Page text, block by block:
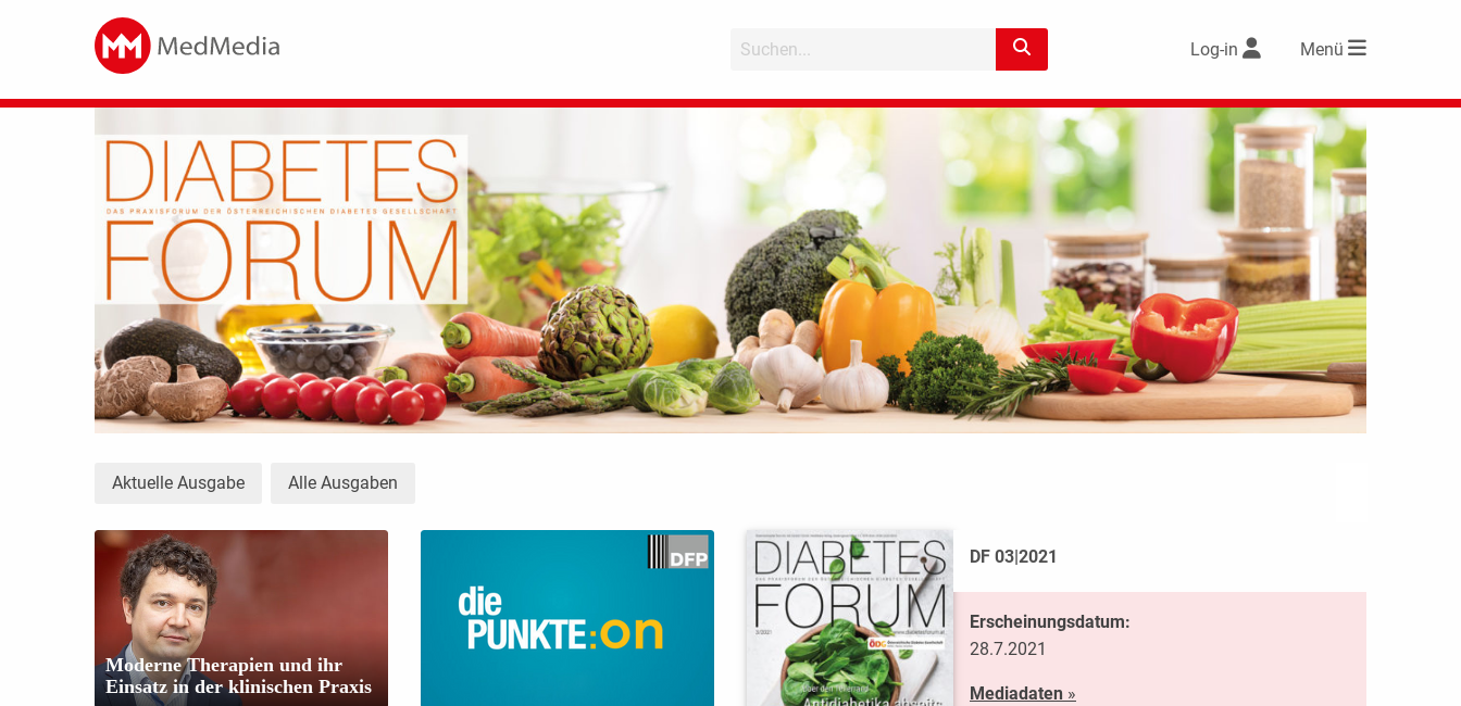
Log-in Menü
Aktuelle Ausgabe Alle Ausgaben
Moderne Therapien und ihr
Einsatz in der klinischen Praxis
DF 03|2021
Erscheinungsdatum:
28.7.2021
Mediadaten»